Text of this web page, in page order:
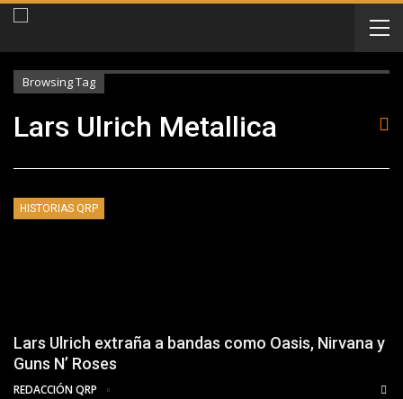
Browsing Tag
Lars Ulrich Metallica
HISTORIAS QRP
Lars Ulrich extraña a bandas como Oasis, Nirvana y
Guns N’ Roses
REDACCIÓN QRP